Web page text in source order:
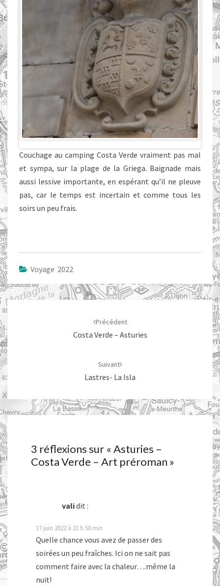
Couchage au camping Costa Verde vraiment pas mal
et sympa, sur la plage de la Griega. Baignade mais
aussi lessive importante, en espérant qu’il ne pleuve
pas, car le temps est incertain et comme tous les
soirs un peu frais.
Voyage 2022
Navigation
Précédent
Costa Verde – Asturies
Suivant
Lastres- La Isla
3 réflexions sur « Asturies –
Costa Verde – Art préroman »
validit :
17 juin 2022 à 21 h 50 min
Quelle chance vous avez de passer des
soirées un peu fraîches. Ici on ne sait pas
comment faire avec la chaleur….même la
nuit!